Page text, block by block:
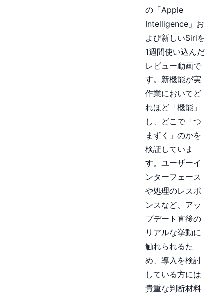
の「Apple
Intelligence」お
よび新しいSiriを
1週間使い込んだ
レビュー動画で
す。新機能が実
作業においてど
れほど「機能」
し、どこで「つ
まずく」のかを
検証していま
す。ユーザーイ
ンターフェース
や処理のレスポ
ンスなど、アッ
プデート直後の
リアルな挙動に
触れられるた
め、導入を検討
している方には
貴重な判断材料